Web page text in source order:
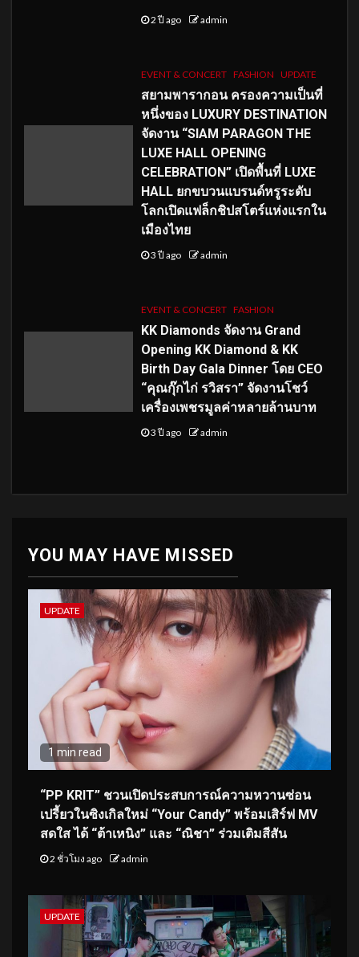
2 ปี ago admin
EVENT & CONCERT FASHION UPDATE
สยามพารากอน ครองความเป็นที่
หนึ่งของ LUXURY DESTINATION
จัดงาน “SIAM PARAGON THE
LUXE HALL OPENING
CELEBRATION” เปิดพื้นที่ LUXE
HALL ยกขบวนแบรนด์หรูระดับ
โลกเปิดแฟล็กชิปสโตร์แห่งแรกใน
เมืองไทย
3 ปี ago admin
EVENT & CONCERT FASHION
KK Diamonds จัดงาน Grand
Opening KK Diamond & KK
Birth Day Gala Dinner โดย CEO
“คุณกุ๊กไก่ รวิสรา” จัดงานโชว์
เครื่องเพชรมูลค่าหลายล้านบาท
3 ปี ago admin
YOU MAY HAVE MISSED
UPDATE
1 min read
“PP KRIT” ชวนเปิดประสบการณ์ความหวานซ่อน
เปรี้ยวในซิงเกิลใหม่ “Your Candy” พร้อมเสิร์ฟ MV
สดใส ได้ “ต้าเหนิง” และ “ณิชา” ร่วมเติมสีสัน
2 ชั่วโมง ago admin
UPDATE